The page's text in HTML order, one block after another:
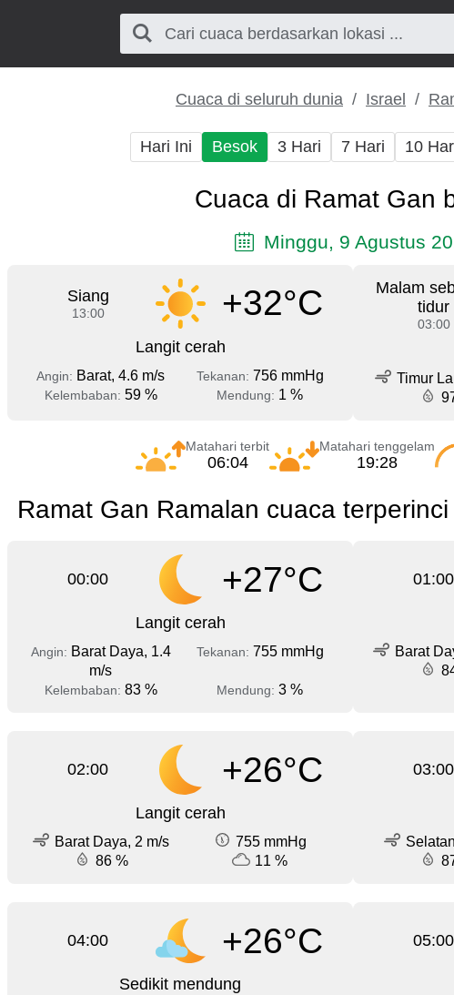
Cuaca di seluruh dunia Israel
Hari Ini Besok 3 Hari 7 Hari 10
Cuaca di Ramat Gan
Minggu, 9 Agustus
Siang
13:00 +32°C
Langit cerah
Angin: Barat, 4.6 m/s Tekanan: 756 mmHg
Kelembaban: 59 % Mendung: 1 %
Malam
tidur
03:00
Timur
Matahari terbit
06:04
Matahari tenggelam
19:28
Ramat Gan Ramalan cuaca
00:00 +27°C
Langit cerah
Angin: Barat Daya, 1.4
m/s
Tekanan: 755 mmHg
Kelembaban: 83 % Mendung: 3 %
01:00
Barat
02:00 +26°C
Langit cerah
Barat Daya, 2 m/s
755 mmHg
86 %
11 %
03:00
04:00 +26°C
Sedikit mendung
05:00